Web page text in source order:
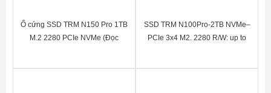
Ổ cứng SSD TRM N150 Pro 1TB
M.2 2280 PCIe NVMe (Đọc
SSD TRM N100Pro-2TB NVMe–
PCIe 3x4 M2. 2280 R/W: up to